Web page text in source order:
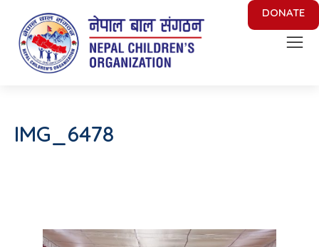
Nepal Children's Organization
Putting Smile on face of Nepalese Children
DONATE
IMG_6478